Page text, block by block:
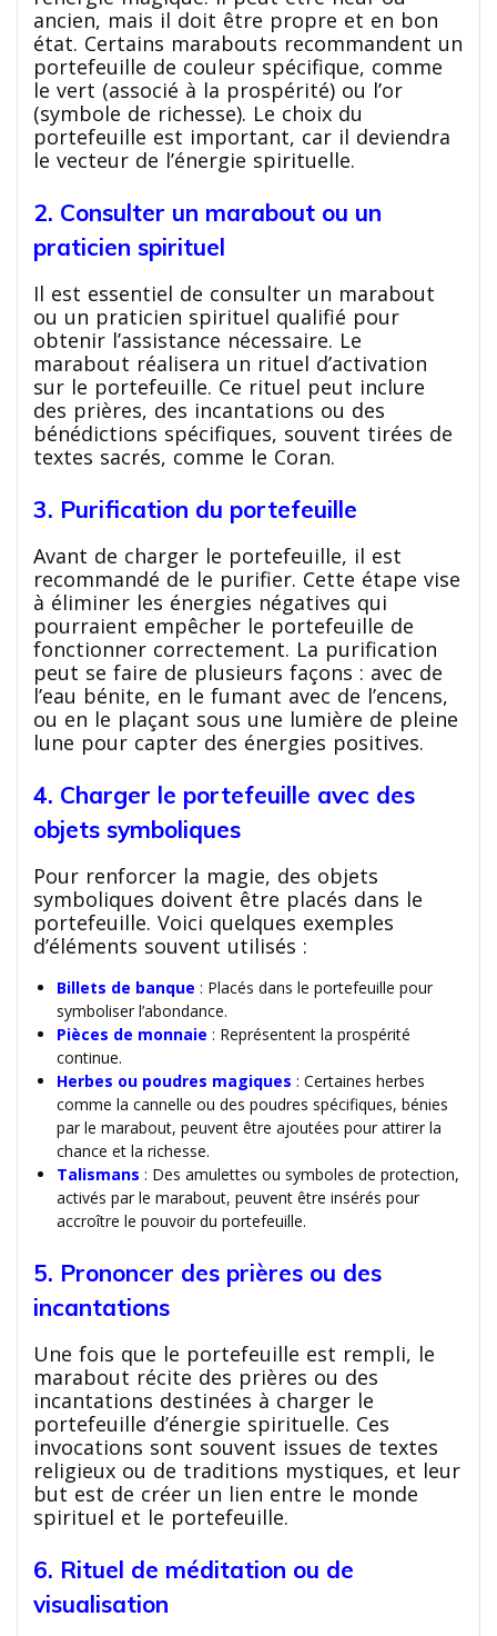
ancien, mais il doit être propre et en bon
état. Certains marabouts recommandent un
portefeuille de couleur spécifique, comme
le vert (associé à la prospérité) ou l’or
(symbole de richesse). Le choix du
portefeuille est important, car il deviendra
le vecteur de l’énergie spirituelle.
2. Consulter un marabout ou un
praticien spirituel
Il est essentiel de consulter un marabout
ou un praticien spirituel qualifié pour
obtenir l’assistance nécessaire. Le
marabout réalisera un rituel d’activation
sur le portefeuille. Ce rituel peut inclure
des prières, des incantations ou des
bénédictions spécifiques, souvent tirées de
textes sacrés, comme le Coran.
3. Purification du portefeuille
Avant de charger le portefeuille, il est
recommandé de le purifier. Cette étape vise
à éliminer les énergies négatives qui
pourraient empêcher le portefeuille de
fonctionner correctement. La purification
peut se faire de plusieurs façons : avec de
l’eau bénite, en le fumant avec de l’encens,
ou en le plaçant sous une lumière de pleine
lune pour capter des énergies positives.
4. Charger le portefeuille avec des
objets symboliques
Pour renforcer la magie, des objets
symboliques doivent être placés dans le
portefeuille. Voici quelques exemples
d’éléments souvent utilisés :
Billets de banque : Placés dans le portefeuille pour
symboliser l’abondance.
Pièces de monnaie : Représentent la prospérité
continue.
Herbes ou poudres magiques : Certaines herbes
comme la cannelle ou des poudres spécifiques, bénies
par le marabout, peuvent être ajoutées pour attirer la
chance et la richesse.
Talismans : Des amulettes ou symboles de protection,
activés par le marabout, peuvent être insérés pour
accroître le pouvoir du portefeuille.
5. Prononcer des prières ou des
incantations
Une fois que le portefeuille est rempli, le
marabout récite des prières ou des
incantations destinées à charger le
portefeuille d’énergie spirituelle. Ces
invocations sont souvent issues de textes
religieux ou de traditions mystiques, et leur
but est de créer un lien entre le monde
spirituel et le portefeuille.
6. Rituel de méditation ou de
visualisation